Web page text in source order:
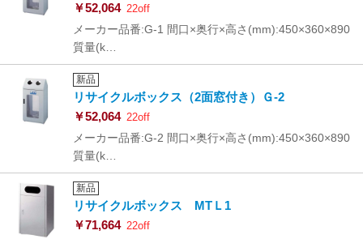
￥52,064 22off
メーカー品番:G-1 間口×奥行×高さ(mm):450×360×890
質量(k…
新品
リサイクルボックス（2面窓付き）Ｇ-2
￥52,064 22off
メーカー品番:G-2 間口×奥行×高さ(mm):450×360×890
質量(k…
新品
リサイクルボックス MTＬ1
￥71,664 22off